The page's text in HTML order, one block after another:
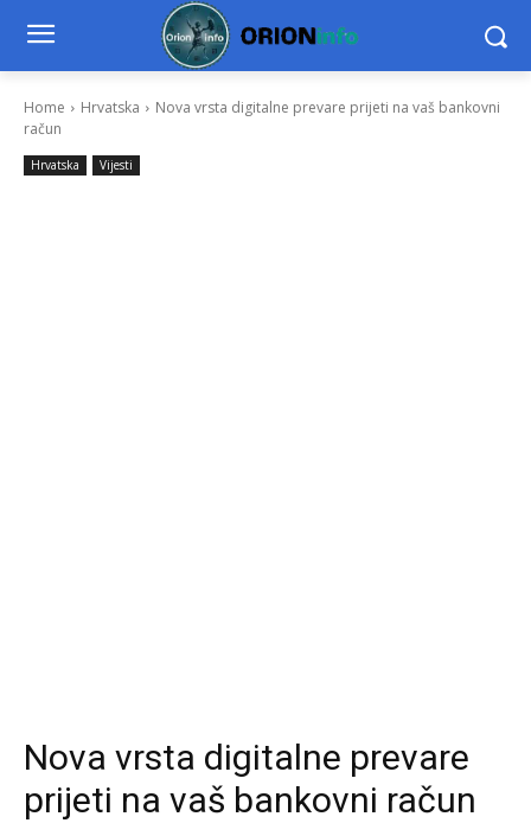
Home Hrvatska
Nova vrsta digitalne prevare prijeti na vaš bankovni
račun
Hrvatska Vijesti
Nova vrsta digitalne prevare
prijeti na vaš bankovni račun